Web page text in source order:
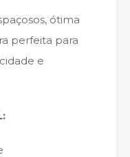
ótima
perfeita para
e